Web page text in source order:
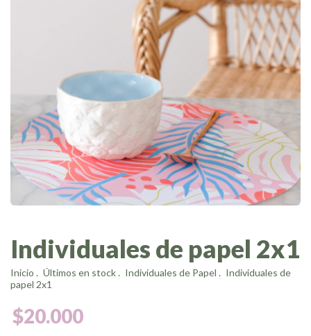
Individuales de papel 2x1
Inicio . Últimos en stock. Individuales de Papel . Individuales de
papel 2x1
$20.000